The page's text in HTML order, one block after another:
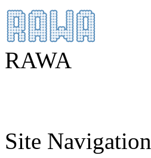
RAWA
Site Navigation